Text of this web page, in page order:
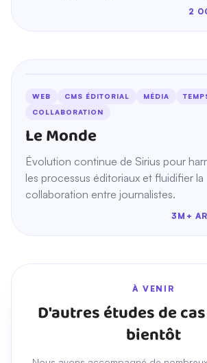
2
18 MOIS D'ACCOMPAGNEMENT
WEB CMS ÉDITORIAL MÉDIA
COLLABORATION
Le Monde
Évolution continue de Sirius pour
les processus éditoriaux et fluidifier la
collaboration entre journalistes.
3M+
À VENIR
D'autres études de
bientôt